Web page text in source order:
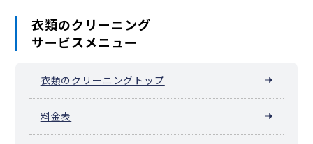
衣類のクリーニング
サービスメニュー
衣類のクリーニングトップ
料金表